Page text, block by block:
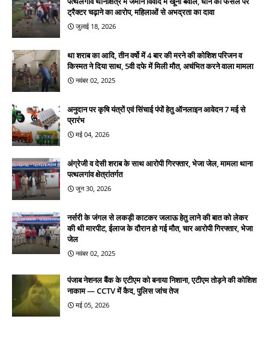
ट्रैक्टर चढ़ाने का आरोप, महिलाओं से अभद्रता का दावा
जुलाई 18, 2026
था शराब का आदि, तीन वर्षो में 4 बार की मरने की कोशिश परिजन व
किस्मत ने दिया साथ, 5वी दफे में मिली मौत, अचंभित करने वाला मामला
नवंबर 02, 2025
अनुदान पर कृषि यंत्रों एवं सिंचाई पंपों हेतु ऑनलाइन आवेदन 7 मई से
प्रारंभ
मई 04, 2026
अंग्रेजी व देसी शराब के साथ आरोपी गिरफ्तार, भेजा जेल, मामला थाना
पत्थलगांव क्षेत्रांतर्गत
जून 30, 2026
नर्सरी के जंगल से लकड़ी काटकर जलाऊ हेतु लाने की बात को लेकर
की थी मारपीट, ईलाज के दौरान हो गई मौत, चार आरोपी गिरफ्तार, भेजा
जेल
नवंबर 02, 2025
पंजाब नेशनल बैंक के एटीएम को बनाया निशाना, एटीएम तोड़ने की कोशिश
नाकाम — CCTV में कैद, पुलिस जांच तेज
मई 05, 2026